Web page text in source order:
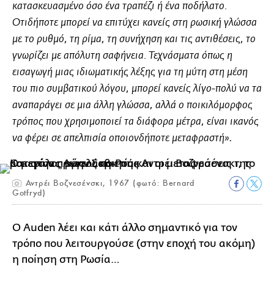
κατασκευασμένο όσο ένα τραπέζι ή ένα ποδήλατο.
Οτιδήποτε μπορεί να επιτύχει κανείς στη ρωσική γλώσσα
με το ρυθμό, τη ρίμα, τη συνήχηση και τις αντιθέσεις, το
γνωρίζει με απόλυτη σαφήνεια. Τεχνάσματα όπως η
εισαγωγή μιας ιδιωματικής λέξης για τη μύτη στη μέση
του πιο συμβατικού λόγου, μπορεί κανείς λίγο-πολύ να τα
αναπαράγει σε μια άλλη γλώσσα, αλλά ο ποικιλόμορφος
τρόπος που χρησιμοποιεί τα διάφορα μέτρα, είναι ικανός
να φέρει σε απελπισία οποιονδήποτε μεταφραστή».
Αντρέι Βοζνεσένσκι, 1967 (φωτό: Bernard
Gotfryd)
Ο Auden λέει και κάτι άλλο σημαντικό για τον
τρόπο που λειτουργούσε (στην εποχή του ακόμη)
η ποίηση στη Ρωσία…